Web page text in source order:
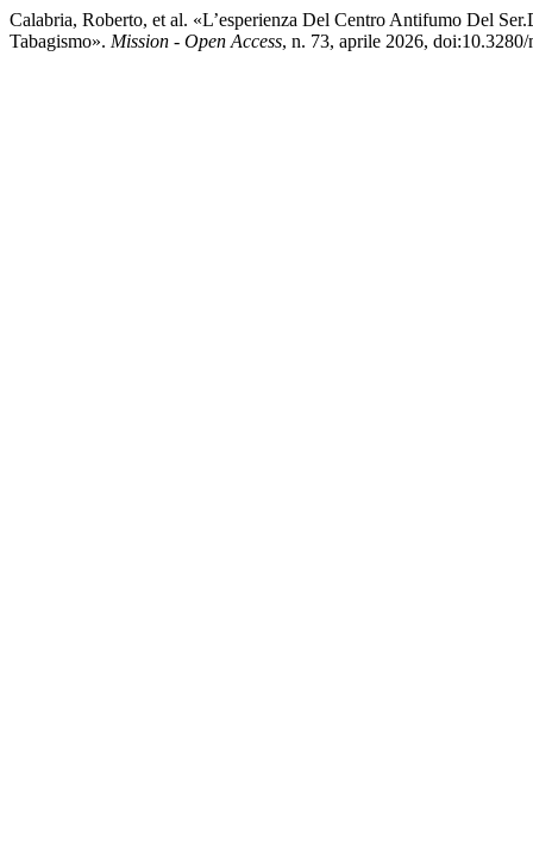
Calabria, Roberto, et al. «L’esperienza Del Centro Antifumo Del
Tabagismo». Mission - Open Access, n. 73, aprile 2026,